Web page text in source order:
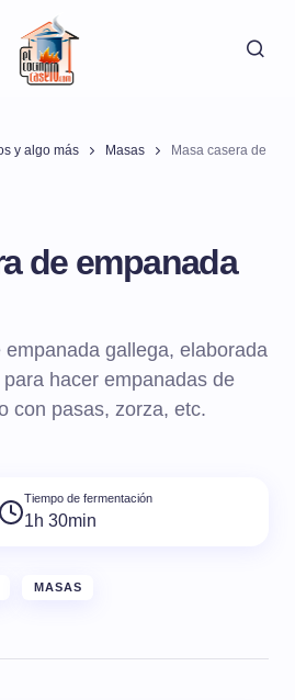
y algo más Masas
Masa casera de
de empanada
gallega, elaborada
hacer empanadas de
con pasas, zorza, etc.
Tiempo de fermentación
1h 30min
MASAS